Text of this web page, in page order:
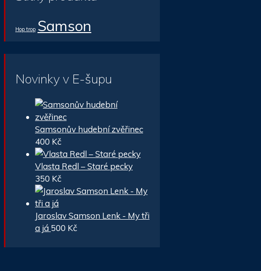
Hop trop Samson
Novinky v E-šupu
Samsonův hudební zvěřinec
400 Kč
Vlasta Redl – Staré pecky
350 Kč
Jaroslav Samson Lenk - My tři
a já 500 Kč